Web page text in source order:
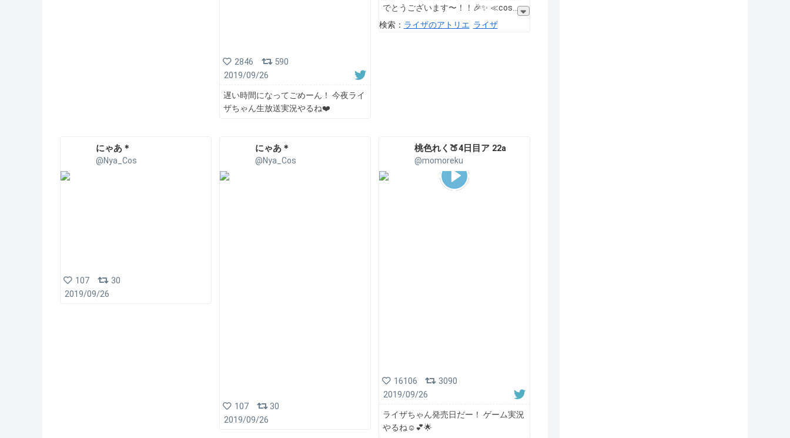
2846
590
2019/09/26
遅い時間になってごめーん！ 今夜ライ
ザちゃん生放送実況やるね❤️
でとうございます〜！！🎉✨ ≪cos
検索： ライザのアトリエ ライザ
にゃあ＊
@Nya_Cos
107
30
2019/09/26
にゃあ＊
@Nya_Cos
107
30
2019/09/26
桃色れく🍑4日目ア 22a
@momoreku
16106
3090
2019/09/26
ライザちゃん発売日だー！ ゲーム実況
やるね☺️💕🌟